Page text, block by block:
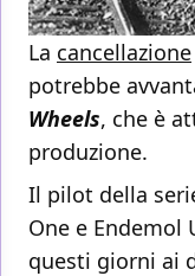
La cancellazione
potrebbe
Wheels, che è
produzione.
Il pilot della
One e Endemol
questi giorni ai